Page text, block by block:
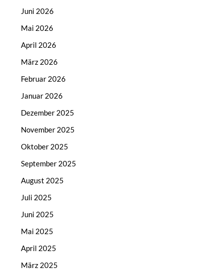
Juni 2026
Mai 2026
April 2026
März 2026
Februar 2026
Januar 2026
Dezember 2025
November 2025
Oktober 2025
September 2025
August 2025
Juli 2025
Juni 2025
Mai 2025
April 2025
März 2025